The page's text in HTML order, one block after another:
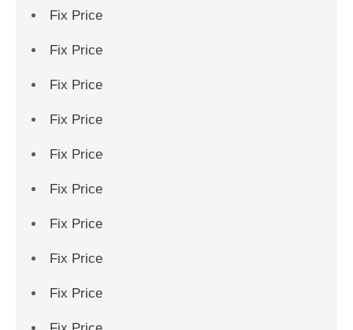
Fix Price
Fix Price
Fix Price
Fix Price
Fix Price
Fix Price
Fix Price
Fix Price
Fix Price